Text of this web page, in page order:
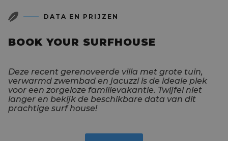
DATA EN PRIJZEN
BOOK YOUR SURFHOUSE
Deze recent gerenoveerde villa met grote tuin,
verwarmd zwembad en jacuzzi is de ideale plek
voor een zorgeloze familievakantie. Twijfel niet
langer en bekijk de beschikbare data van dit
prachtige surf house!